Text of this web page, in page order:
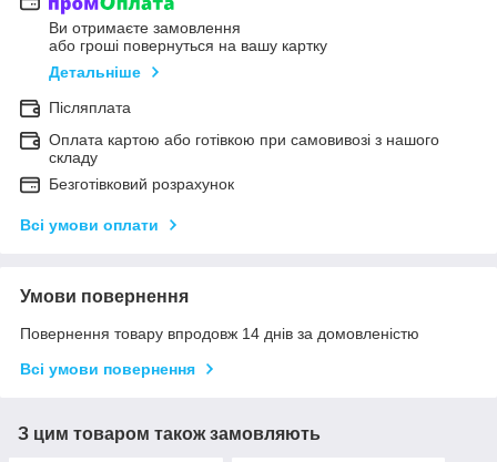
Ви отримаєте замовлення
або гроші повернуться на вашу картку
Детальніше
Післяплата
Оплата картою або готівкою при самовивозі з нашого
складу
Безготівковий розрахунок
Всі умови оплати
Умови повернення
Повернення товару впродовж 14 днів за домовленістю
Всі умови повернення
З цим товаром також замовляють